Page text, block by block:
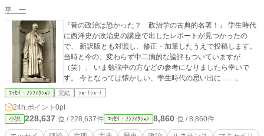
平 一
『昔の政治は恐かった？ 政治学の古典的名著！』 学生時代
に西洋史か政治史の講座で出したレポートが見つかったの
で、 新訳版とも対照し、修正・加筆したうえで投稿します。
当時と今の、変わらず中二病的な論評もついていますが
（笑）、 いま勉強中の方などの参考になりましたら幸いで
す。 今となっては懐かしい、学生時代の思い出に……。
ｴｯｾｲ・ﾉﾝﾌｨｸｼｮﾝ 完結 ｼｮｰﾄｼｮｰﾄ
24h.ポイント 0pt
小説 228,637 位 / 228,637件 ｴｯｾｲ・ﾉﾝﾌｨｸｼｮﾝ 8,860 位 / 8,860件